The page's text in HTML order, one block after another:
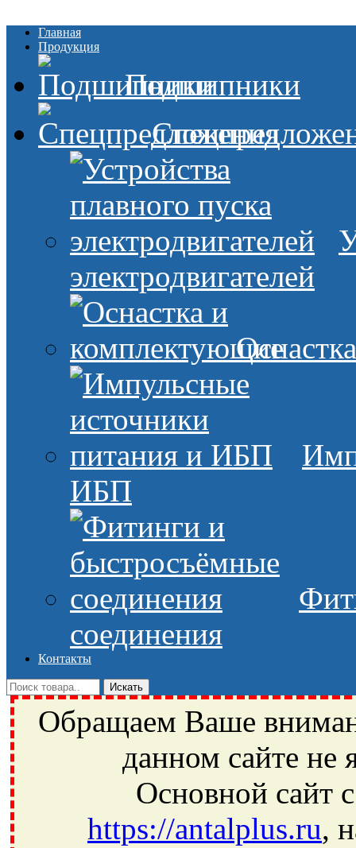
Главная
Продукция
Подшипники
электродвигателей
ИБП
соединения
Контакты
Обращаем Ваше
данном сайте не
Основной сайт
https://antalplus.ru,